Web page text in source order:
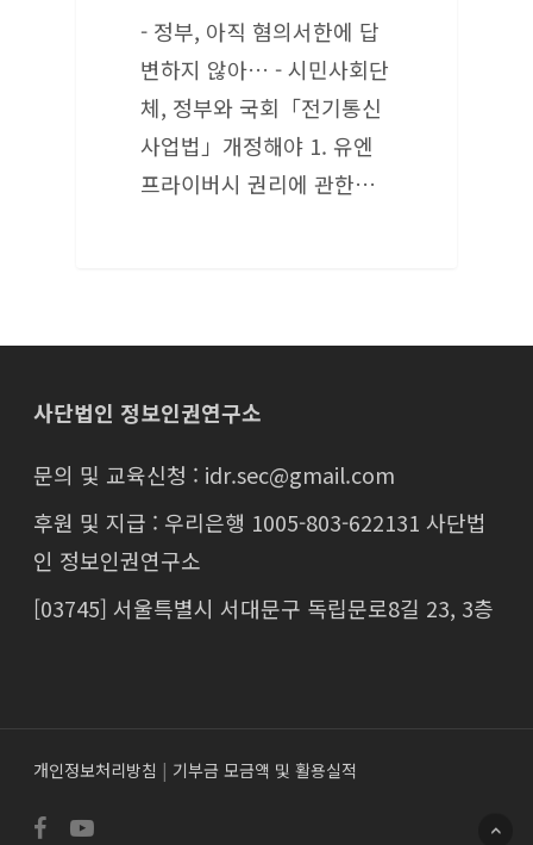
- 정부, 아직 혐의서한에 답
변하지 않아… - 시민사회단
체, 정부와 국회「전기통신
사업법」개정해야 1. 유엔
프라이버시 권리에 관한…
사단법인 정보인권연구소
문의 및 교육신청 : idr.sec@gmail.com
후원 및 지급 : 우리은행 1005-803-622131 사단법
인 정보인권연구소
[03745] 서울특별시 서대문구 독립문로8길 23, 3층
개인정보처리방침 | 기부금 모금액 및 활용실적
facebookyoutube